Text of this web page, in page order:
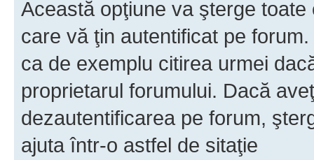
Această opţiune va şterge
care vă ţin autentificat pe
ca de exemplu citirea urmei
proprietarul forumului. Dacă
dezautentificarea pe forum,
ajuta într-o astfel de sitaţie